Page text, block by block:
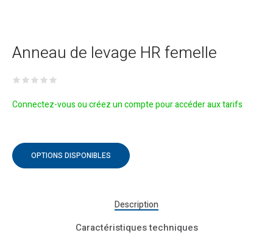
Anneau de levage HR femelle
Connectez-vous ou créez un compte pour accéder aux tarifs
OPTIONS DISPONIBLES
Description
Caractéristiques techniques